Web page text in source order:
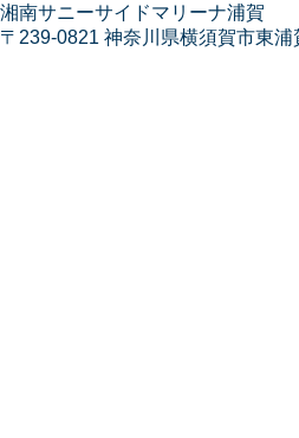
湘南サニーサイドマリーナ浦賀
〒239-0821 神奈川県横須賀市東